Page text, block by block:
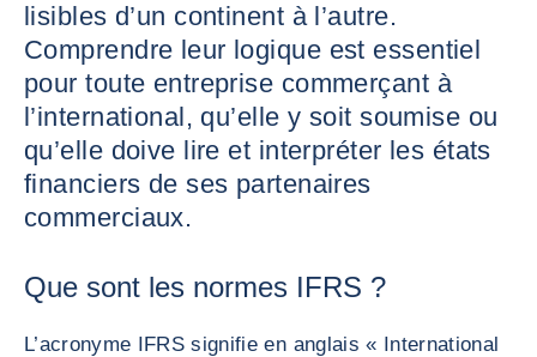
lisibles d’un continent à l’autre.
Comprendre leur logique est essentiel
pour toute entreprise commerçant à
l’international, qu’elle y soit soumise ou
qu’elle doive lire et interpréter les états
financiers de ses partenaires
commerciaux.
Que sont les normes IFRS ?
L’acronyme IFRS signifie en anglais « International